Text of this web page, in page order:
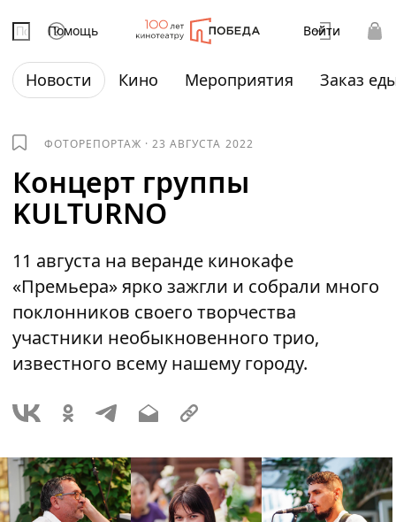
Помощь Войти
Новости Кино Мероприятия Заказ
ФОТОРЕПОРТАЖ ·23 АВГУСТА 2022
Концерт группы
KULTURNO
11 августа на веранде кинокафе
«Премьера» ярко зажгли и собрали много
поклонников своего творчества
участники необыкновенного трио,
известного всему нашему городу.